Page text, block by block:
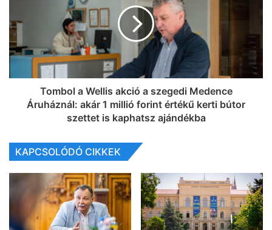
Tombol a Wellis akció a szegedi Medence
Áruháznál: akár 1 millió forint értékű kerti bútor
szettet is kaphatsz ajándékba
KAPCSOLÓDÓ CIKKEK